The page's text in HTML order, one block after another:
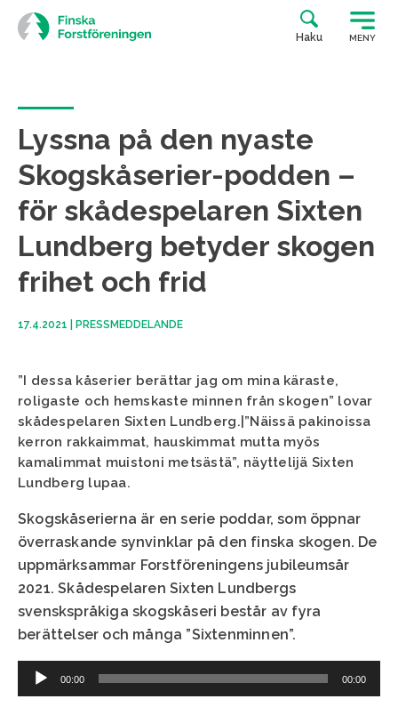
suoraan
sisältöön
Haku MENY
Lyssna på den nyaste
Skogskåserier-podden –
för skådespelaren Sixten
Lundberg betyder skogen
frihet och frid
17.4.2021 PRESSMEDDELANDE
”I dessa kåserier berättar jag om mina käraste,
roligaste och hemskaste minnen från skogen” lovar
skådespelaren Sixten Lundberg.|”Näissä pakinoissa
kerron rakkaimmat, hauskimmat mutta myös
kamalimmat muistoni metsästä”, näyttelijä Sixten
Lundberg lupaa.
Skogskåserierna är en serie poddar, som öppnar
överraskande synvinklar på den finska skogen. De
uppmärksammar Forstföreningens jubileumsår
2021. Skådespelaren Sixten Lundbergs
svenskspråkiga skogskåseri består av fyra
berättelser och många ”Sixtenminnen”.
Audio
Player
00:00 00:00